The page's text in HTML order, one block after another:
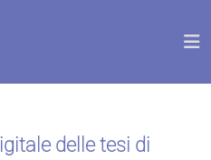
delle tesi di